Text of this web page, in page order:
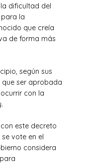
dificultad del
la
que creía
de forma más
según sus
que ser aprobada
con la
este decreto
vote en el
considera